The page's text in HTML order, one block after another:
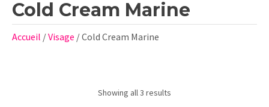
Cold Cream Marine
Accueil /Visage / Cold Cream Marine
Showing all 3 results